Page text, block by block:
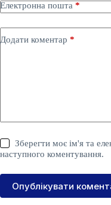
Електронна пошта *
Додати коментар *
Зберегти моє ім'я та
наступного коментування.
Опублікувати